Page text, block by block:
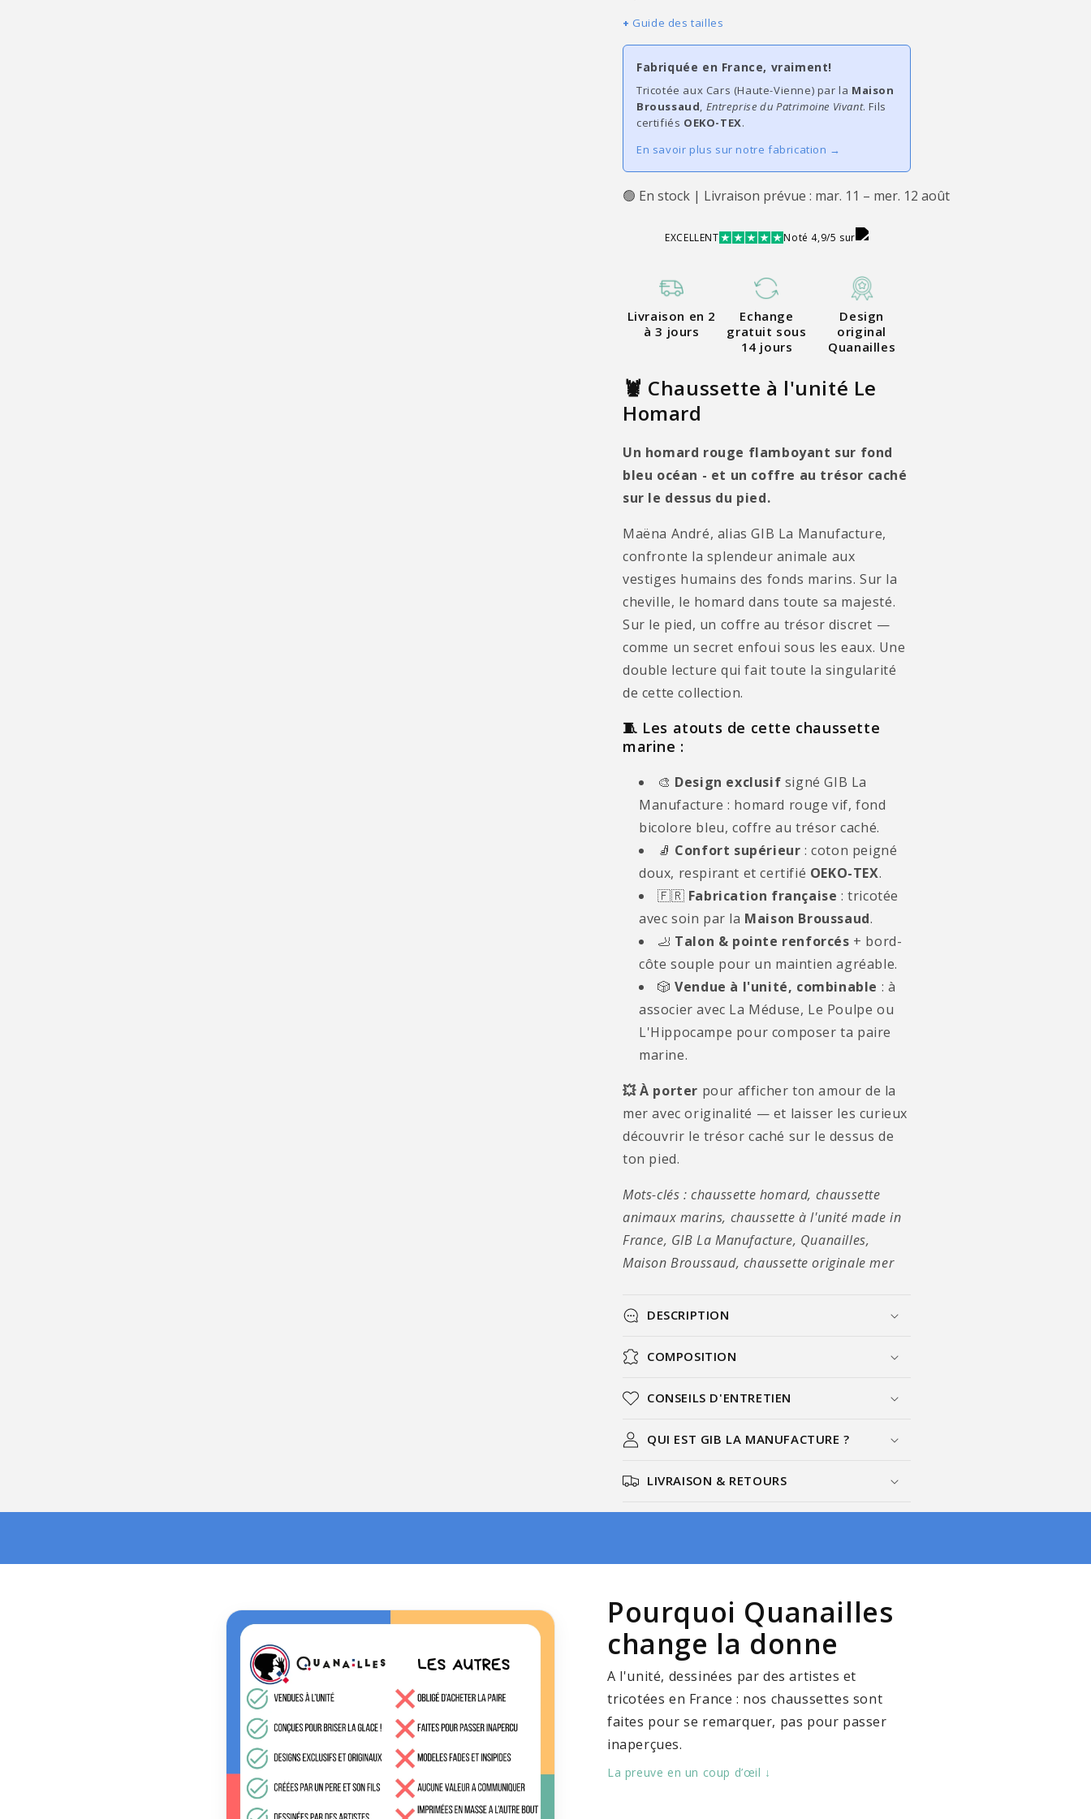
Guide des tailles
Fabriquée en France, vraiment!
Tricotée aux Cars (Haute-Vienne) par la Maison
Broussaud Entreprise du Patrimoine Vivant. Fils
certifiés OEKO-TEX.
En savoir plus sur notre fabrication →
🟢 En stock | Livraison prévue : mar. 11 – mer. 12 août
EXCELLENT Noté 4,9/5 sur
Livraison en 2
à 3 jours
Echange
gratuit sous
14 jours
Design
original
Quanailles
🦞 Chaussette à l'unité Le
Homard
Un homard rouge flamboyant sur fond
bleu océan - et un coffre au trésor caché
sur le dessus du pied.
Maëna André, alias GIB La Manufacture,
confronte la splendeur animale aux
vestiges humains des fonds marins. Sur la
cheville, le homard dans toute sa majesté.
Sur le pied, un coffre au trésor discret —
comme un secret enfoui sous les eaux. Une
double lecture qui fait toute la singularité
de cette collection.
🧵 Les atouts de cette chaussette
marine :
🎨 Design exclusif signé GIB La
Manufacture : homard rouge vif, fond
bicolore bleu, coffre au trésor caché.
🧦 Confort supérieur : coton peigné
doux, respirant et certifié OEKO-TEX.
🇫🇷 Fabrication française : tricotée
avec soin par la Maison Broussaud.
🦶 Talon & pointe renforcés + bord-
côte souple pour un maintien agréable.
🎲Vendue à l'unité, combinable : à
associer avec La Méduse, Le Poulpe ou
L'Hippocampe pour composer ta paire
marine.
💥 À porter pour afficher ton amour de la
mer avec originalité — et laisser les curieux
découvrir le trésor caché sur le dessus de
ton pied.
Mots-clés : chaussette homard, chaussette
animaux marins, chaussette à l'unité made in
France, GIB La Manufacture, Quanailles,
Maison Broussaud, chaussette originale mer
DESCRIPTION
COMPOSITION
CONSEILS D'ENTRETIEN
QUI EST GIB LA MANUFACTURE ?
LIVRAISON & RETOURS
Pourquoi Quanailles
change la donne
A l'unité, dessinées par des artistes et
tricotées en France : nos chaussettes sont
faites pour se remarquer, pas pour passer
inaperçues.
La preuve en un coup d’œil ↓